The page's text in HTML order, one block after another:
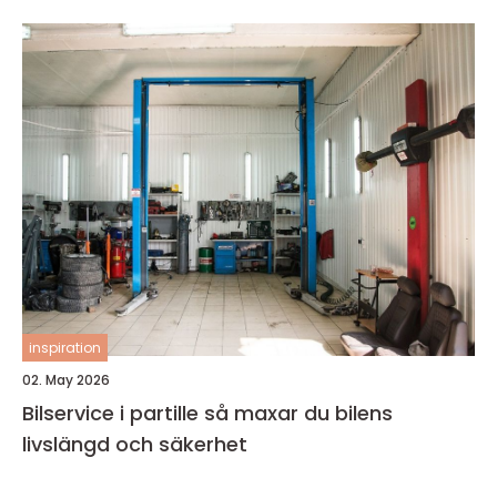
inspiration
02. May 2026
Bilservice i partille så maxar du bilens
livslängd och säkerhet